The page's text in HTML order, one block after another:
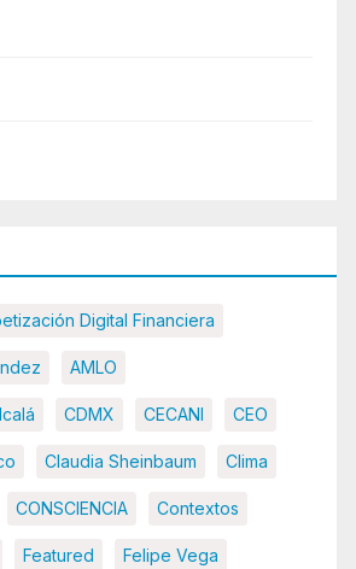
Digital Financiera
AMLO
CDMX CECANI CEO
Claudia Sheinbaum Clima
CONSCIENCIA Contextos
Featured Felipe Vega